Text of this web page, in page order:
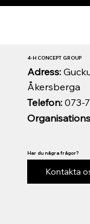
Telefon:073-
Adress:
Åkersberga
4-H CONCEPT GROUP
Har du några frågor?
Kontakta